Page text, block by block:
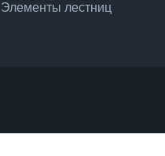
Элементы лестниц